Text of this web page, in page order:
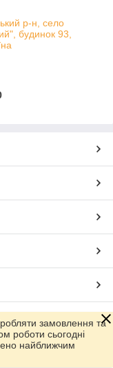
р-н, село
будинок 93,
замовлення та
роботи сьогодні
найближчим